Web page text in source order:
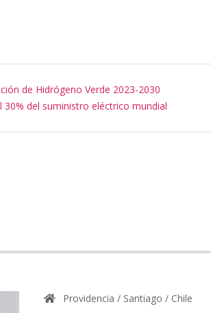
de Hidrógeno Verde 2023-2030
30% del suministro eléctrico mundial
Providencia / Santiago / Chile